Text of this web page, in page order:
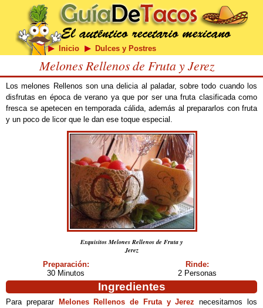
Inicio Dulces y Postres
Melones Rellenos de Fruta y Jerez
Los melones Rellenos son una delicia al paladar, sobre todo cuando los
disfrutas en época de verano ya que por ser una fruta clasificada como
fresca se apetecen en temporada cálida, además al prepararlos con fruta
y un poco de licor que le dan ese toque especial.
Exquisitos Melones Rellenos de Fruta y
Jerez
Preparación:
30 Minutos
Rinde:
2 Personas
Ingredientes
Para preparar Melones Rellenos de Fruta y Jerez necesitamos los